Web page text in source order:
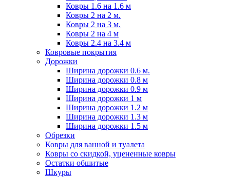
Ковры 1.6 на 1.6 м
Ковры 2 на 2 м.
Ковры 2 на 3 м.
Ковры 2 на 4 м
Ковры 2.4 на 3.4 м
Ковровые покрытия
Дорожки
Ширина дорожки 0.6 м.
Ширина дорожки 0.8 м
Ширина дорожки 0.9 м
Ширина дорожки 1 м
Ширина дорожки 1.2 м
Ширина дорожки 1.3 м
Ширина дорожки 1.5 м
Обрезки
Ковры для ванной и туалета
Ковры со скидкой, уцененные ковры
Остатки обшитые
Шкуры